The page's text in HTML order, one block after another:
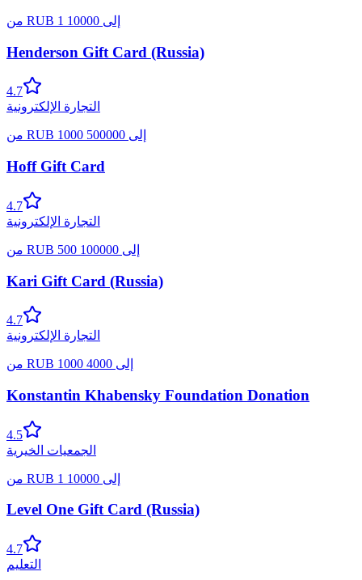
من RUB 1 إلى 10000
Henderson Gift Card (Russia)
4.7
التجارة الإلكترونية
من RUB 1000 إلى 500000
Hoff Gift Card
4.7
التجارة الإلكترونية
من RUB 500 إلى 100000
Kari Gift Card (Russia)
4.7
التجارة الإلكترونية
من RUB 1000 إلى 4000
Konstantin Khabensky Foundation Donation
4.5
الجمعيات الخيرية
من RUB 1 إلى 10000
Level One Gift Card (Russia)
4.7
التعليم